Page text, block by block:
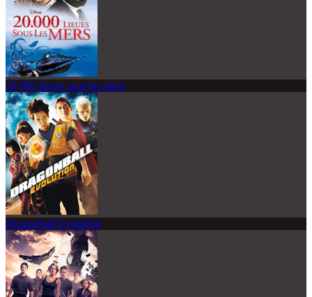
20 000 lieues sous les mers
Dragonball Evolution